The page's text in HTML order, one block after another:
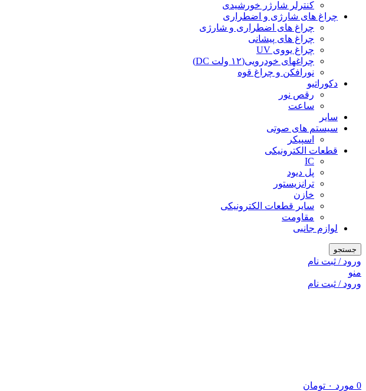
کنترلر شارژر خورشیدی
چراغ های شارژی و اضطراری
چراغ های اضطراری و شارژی
چراغ های پیشانی
چراغ یووی UV
چراغهای خودرویی(۱۲ ولت DC)
نورافکن و چراغ قوه
دکوراتیو
رقص نور
ساعت
سایر
سیستم های صوتی
اسپیکر
قطعات الکترونیکی
IC
پل دیود
ترانزیستور
خازن
سایر قطعات الکترونیکی
مقاومت
لوازم جانبی
جستجو
ورود / ثبت نام
منو
ورود / ثبت نام
0 مورد ۰ تومان